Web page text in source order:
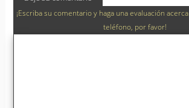
¡Escriba su comentario y haga una evaluación
teléfono, por favor!